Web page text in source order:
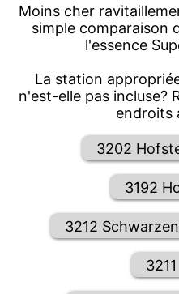
Moins cher
simple comparaison
l'essence
La station
n'est-elle pas incluse?
endroits
3202
3192
3212